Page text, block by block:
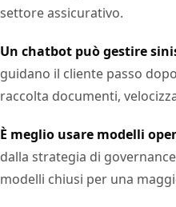
settore assicurativo.
Un chatbot può gestire
guidano il cliente passo
raccolta documenti,
È meglio usare modelli
dalla strategia di
modelli chiusi per una